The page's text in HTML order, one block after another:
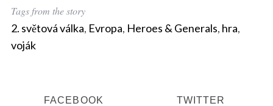
Tags from the story
2. světová válka, Evropa, Heroes & Generals, hra,
voják
FACEBOOK TWITTER
S
h